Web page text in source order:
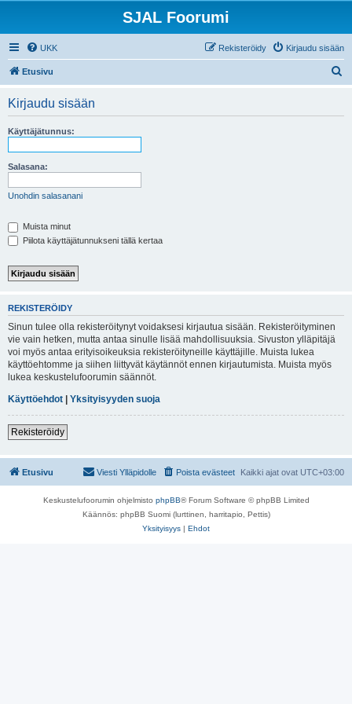
SJAL Foorumi
UKK Kirjaudu sisään
Rekisteröidy
Etusivu
Kirjaudu sisään
Käyttäjätunnus:
Salasana:
Unohdin salasanani
Muista minut
Piilota käyttäjätunnukseni tällä kertaa
REKISTERÖIDY
Sinun tulee olla rekisteröitynyt voidaksesi kirjautua sisään. Rekisteröityminen
vie vain hetken, mutta antaa sinulle lisää mahdollisuuksia. Sivuston ylläpitäjä
voi myös antaa erityisoikeuksia rekisteröityneille käyttäjille. Muista lukea
käyttöehtomme ja siihen liittyvät käytännöt ennen kirjautumista. Muista myös
lukea keskustelufoorumin säännöt.
Käyttöehdot | Yksityisyyden suoja
Rekisteröidy
Etusivu Kaikki ajat ovat UTC+03:00
Poista evästeet
Viesti Ylläpidolle
Keskustelufoorumin ohjelmisto phpBB® Forum Software © phpBB Limited
Käännös: phpBB Suomi (lurttinen, harritapio, Pettis)
Yksityisyys | Ehdot